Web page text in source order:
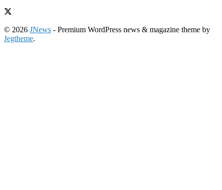
© 2026 JNews - Premium WordPress news & magazine theme by
Jegtheme.